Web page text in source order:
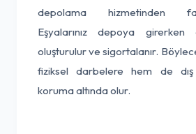
depolama hizmetinden
Eşyalarınız depoya girerken
oluşturulur ve sigortalanır.
fiziksel darbelere hem de dış
koruma altında olur.